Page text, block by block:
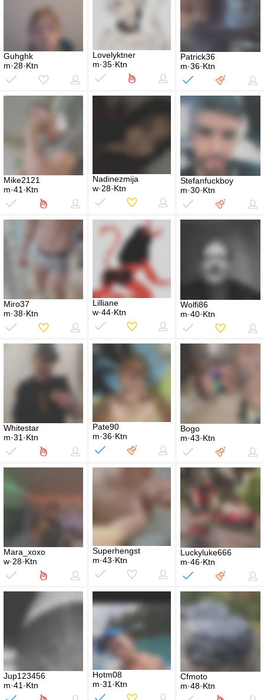
Guhghk
m·28·Ktn
Lovelyktner
m·35·Ktn
Patrick36
m·36·Ktn
Mike2121
m·41·Ktn
Nadinezmija
w·28·Ktn
Stefanfuckboy
m·30·Ktn
Miro37
m·38·Ktn
Lilliane
w·44·Ktn
Wolfi86
m·40·Ktn
Whitestar
m·31·Ktn
Pate90
m·36·Ktn
Bogo
m·43·Ktn
Mara_xoxo
w·28·Ktn
Superhengst
m·43·Ktn
Luckyluke666
m·46·Ktn
Jup123456
m·41·Ktn
Hotm08
m·31·Ktn
Cfmoto
m·48·Ktn